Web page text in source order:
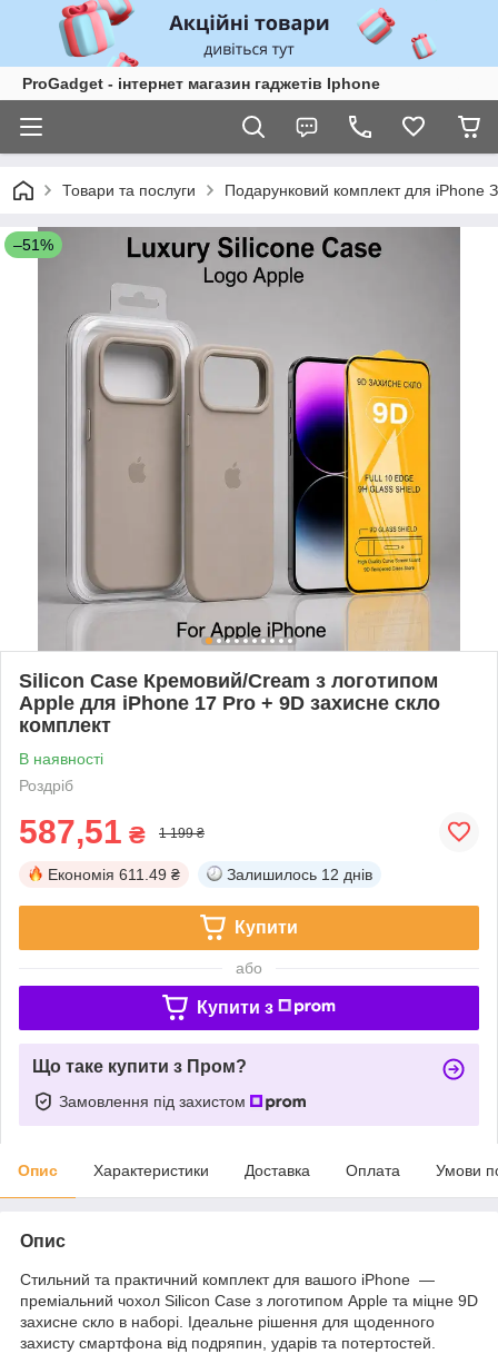
ProGadget - iнтернет магазин гаджетів Iphone
Товари та послуги Подарунковий комплект для iPhone
–51%
Silicon Case Кремовий/Cream з логотипом
Apple для iPhone 17 Pro + 9D захисне скло
комплект
В наявності
Роздріб
587,51 ₴ 1 199 ₴
Економія 611.49 ₴ Залишилось 12 днів
Купити
або
Купити з
Що таке купити з Пром?
Замовлення під захистом
Опис Характеристики Доставка Оплата Умови
Опис
Стильний та практичний комплект для вашого iPhone —
преміальний чохол Silicon Case з логотипом Apple та міцне 9D
захисне скло в наборі. Ідеальне рішення для щоденного
захисту смартфона від подряпин, ударів та потертостей.